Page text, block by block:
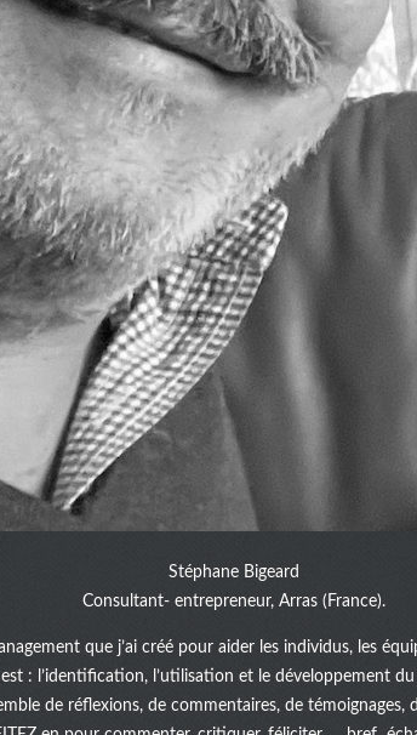
Stéphane Bigeard
Consultant- entrepreneur, Arras (France).
que j’ai créé pour aider les individus, les
: l’identification, l’utilisation et le développement
de réflexions, de commentaires, de témoignages,